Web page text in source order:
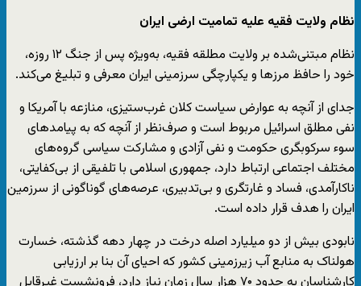
نظام ولایت فقیه علیه تمامیت ارضی ایران
نظام مبتنی‌شده بر ولایت مطلقه فقیه، به‌ویژه پس از جنگ ۱۲ روزه،
خود را حافظ مرزها و یکپارچگی سرزمینی ایران معرفی و تبلیغ می‌کند.
جدای از آنچه به عوارض سیاست کلان غرب‌ستیزی، منازعه با آمریکا و
نفی مطلق اسرائیل مربوط است و صرف‌نظر از آنچه که به پیامدهای
سوء سرکوبگری حکومت و نفی آزادی و مشارکت سیاسی گروه‌های
مختلف اجتماعی ارتباط دارد، جمهوری اسلامی با تلفیقی از بی‌کفایتی،
ناکارآمدی، فساد و غارتگری و بی‌تدبیری، عرصه‌های گوناگونی از سرزمین
ایران را هدف قرار داده است.
نابودی بیش از دو میلیارد اصله درخت در چهار دهه گذشته، خسارت
هولناک به منابع آب زیرزمینی کشور که احیای آن بنا بر ارزیابی